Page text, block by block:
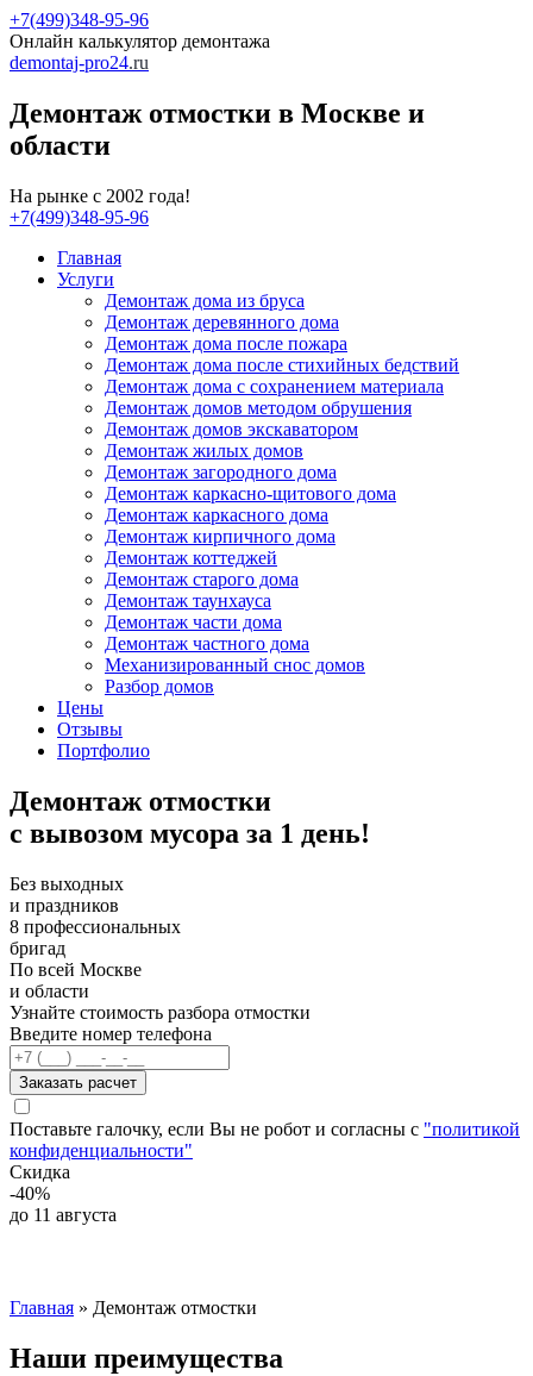
+7(499)348-95-96
Онлайн калькулятор демонтажа
demontaj-pro24.ru
Демонтаж отмостки в Москве и
области
На рынке с 2002 года!
+7(499)348-95-96
Главная
Услуги
Демонтаж дома из бруса
Демонтаж деревянного дома
Демонтаж дома после пожара
Демонтаж дома после стихийных бедствий
Демонтаж дома с сохранением материала
Демонтаж домов методом обрушения
Демонтаж домов экскаватором
Демонтаж жилых домов
Демонтаж загородного дома
Демонтаж каркасно-щитового дома
Демонтаж каркасного дома
Демонтаж кирпичного дома
Демонтаж коттеджей
Демонтаж старого дома
Демонтаж таунхауса
Демонтаж части дома
Демонтаж частного дома
Механизированный снос домов
Разбор домов
Цены
Отзывы
Портфолио
Демонтаж отмостки
с вывозом мусора за 1 день!
Без выходных
и праздников
8 профессиональных
бригад
По всей Москве
и области
Узнайте стоимость разбора отмостки
Введите номер телефона
Заказать расчет
Поставьте галочку, если Вы не робот и согласны с "политикой
конфиденциальности"
Скидка
-40%
до 11 августа
Главная » Демонтаж отмостки
Наши преимущества